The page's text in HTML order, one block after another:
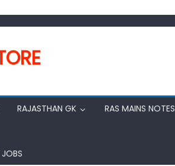
RAJASTHAN GK RAS MAINS NOTES